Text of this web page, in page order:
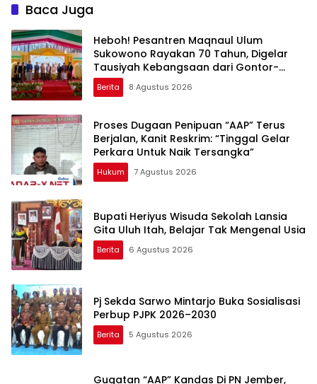
Baca Juga
Heboh! Pesantren Maqnaul Ulum
Sukowono Rayakan 70 Tahun, Digelar
Tausiyah Kebangsaan dari Gontor-
Lirboyo
Berita 8 Agustus 2026
Proses Dugaan Penipuan “AAP” Terus
Berjalan, Kanit Reskrim: “Tinggal Gelar
Perkara Untuk Naik Tersangka”
Hukum 7 Agustus 2026
Bupati Heriyus Wisuda Sekolah Lansia
Gita Uluh Itah, Belajar Tak Mengenal Usia
Berita 6 Agustus 2026
Pj Sekda Sarwo Mintarjo Buka Sosialisasi
Perbup PJPK 2026–2030
Berita 5 Agustus 2026
Gugatan “AAP” Kandas Di PN Jember,